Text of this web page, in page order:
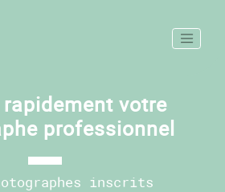
votre
professionnel
inscrits